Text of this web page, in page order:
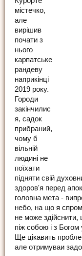
містечко,
але
вирішив
почати з
нього
карпатське
рандеву
наприкінці
2019 року.
Городи
закінчилис
я, садок
прибраний,
чому б
вільній
людині не
поїхати
підняти свій
здоров'я перед
головна мета -
небо, на що я
не може
піж собою і з Богом
Ще цікавить
але отримуваи